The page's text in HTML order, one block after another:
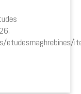
etudesmaghrebines/